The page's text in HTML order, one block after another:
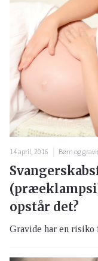
14 april, 2016 Børn og
opstår det?